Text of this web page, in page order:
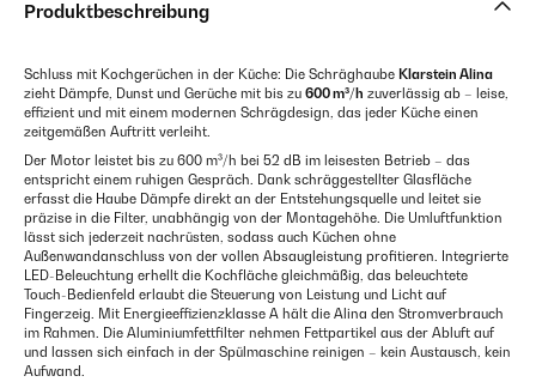
Produktbeschreibung
Schluss mit Kochgerüchen in der Küche: Die Schräghaube Klarstein Alina
zieht Dämpfe, Dunst und Gerüche mit bis zu 600 m³/h zuverlässig ab – leise,
effizient und mit einem modernen Schrägdesign, das jeder Küche einen
zeitgemäßen Auftritt verleiht.
Der Motor leistet bis zu 600 m³/h bei 52 dB im leisesten Betrieb – das
entspricht einem ruhigen Gespräch. Dank schräggestellter Glasfläche
erfasst die Haube Dämpfe direkt an der Entstehungsquelle und leitet sie
präzise in die Filter, unabhängig von der Montagehöhe. Die Umluftfunktion
lässt sich jederzeit nachrüsten, sodass auch Küchen ohne
Außenwandanschluss von der vollen Absaugleistung profitieren. Integrierte
LED-Beleuchtung erhellt die Kochfläche gleichmäßig, das beleuchtete
Touch-Bedienfeld erlaubt die Steuerung von Leistung und Licht auf
Fingerzeig. Mit Energieeffizienzklasse A hält die Alina den Stromverbrauch
im Rahmen. Die Aluminiumfettfilter nehmen Fettpartikel aus der Abluft auf
und lassen sich einfach in der Spülmaschine reinigen – kein Austausch, kein
Aufwand.